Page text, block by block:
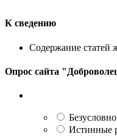
К сведению
Содержание статей
Опрос сайта
Истинные